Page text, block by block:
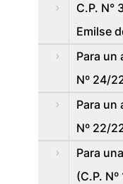
C.P. N°
Emilse
Para un
Nº 24/
Para un
Nº 22/
Para
(C.P.